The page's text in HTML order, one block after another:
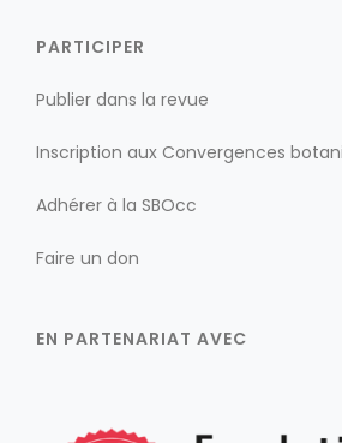
PARTICIPER
Publier dans la revue
Inscription aux Convergences
Adhérer à la SBOcc
Faire un don
EN PARTENARIAT AVEC